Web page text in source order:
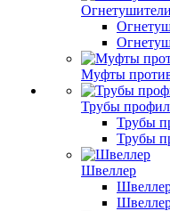
Огнетушители
Муфты
Трубы
Трубы
Трубы
Швеллер